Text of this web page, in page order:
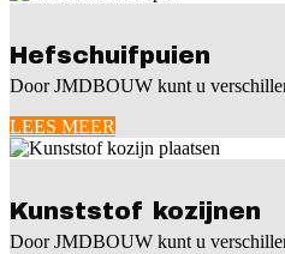
Hefschuifpuien
Door JMDBOUW kunt u
LEES MEER
Kunststof kozijnen
Door JMDBOUW kunt u